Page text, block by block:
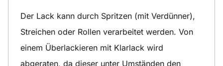
Der Lack kann durch Spritzen (mit Verdünner),
Streichen oder Rollen verarbeitet werden. Von
einem Überlackieren mit Klarlack wird
abgeraten, da dieser unter Umständen den